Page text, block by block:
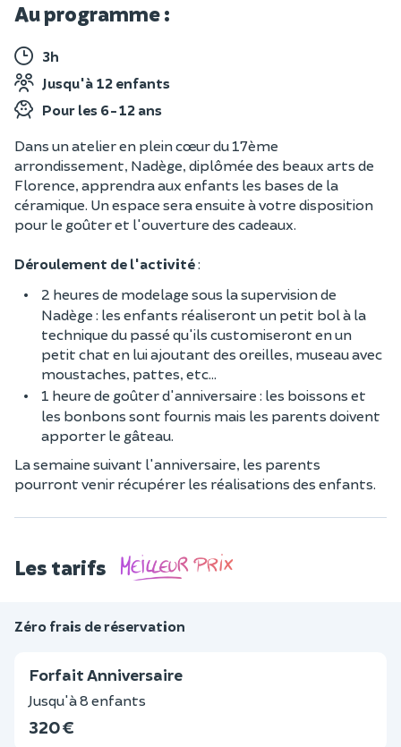
Au programme :
3h
Jusqu'à 12 enfants
Pour les 6-12 ans
Dans un atelier en plein cœur du 17ème
arrondissement, Nadège, diplômée des beaux arts de
Florence, apprendra aux enfants les bases de la
céramique. Un espace sera ensuite à votre disposition
pour le goûter et l'ouverture des cadeaux.
Déroulement de l'activité:
2 heures de modelage sous la supervision de
Nadège : les enfants réaliseront un petit bol à la
technique du passé qu'ils customiseront en un
petit chat en lui ajoutant des oreilles, museau avec
moustaches, pattes, etc...
1 heure de goûter d'anniversaire : les boissons et
les bonbons sont fournis mais les parents doivent
apporter le gâteau.
La semaine suivant l'anniversaire, les parents
pourront venir récupérer les réalisations des enfants.
Les tarifs
Zéro frais de réservation
Forfait Anniversaire
Jusqu'à 8 enfants
320 €